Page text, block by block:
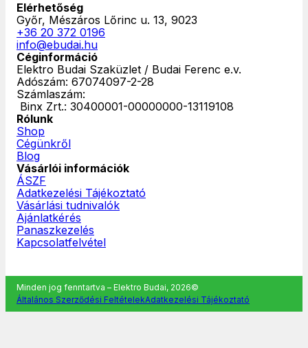
Elérhetőség
Győr, Mészáros Lőrinc u. 13, 9023
+36 20 372 0196
info@ebudai.hu
Céginformáció
Elektro Budai Szaküzlet / Budai Ferenc e.v.
Adószám: 67074097-2-28
Számlaszám:
‎ Binx Zrt.: 30400001-00000000-13119108
Rólunk
Shop
Cégünkről
Blog
Vásárlói információk
ÁSZF
Adatkezelési Tájékoztató
Vásárlási tudnivalók
Ajánlatkérés
Panaszkezelés
Kapcsolatfelvétel
Minden jog fenntartva – Elektro Budai, 2026©
Általános Szerződési FeltételekAdatkezelési Tájékoztató